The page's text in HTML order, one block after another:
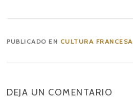
PUBLICADO EN CULTURA FRANCESA
DEJA UN COMENTARIO